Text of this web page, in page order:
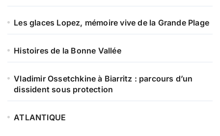
Les glaces Lopez, mémoire vive de la Grande Plage
Histoires de la Bonne Vallée
Vladimir Ossetchkine à Biarritz : parcours d’un
dissident sous protection
ATLANTIQUE